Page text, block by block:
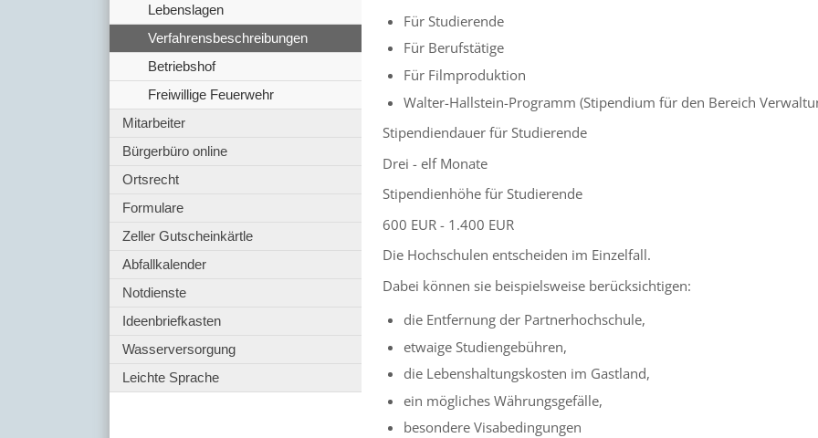
Lebenslagen
Verfahrensbeschreibungen
Betriebshof
Freiwillige Feuerwehr
Mitarbeiter
Bürgerbüro online
Ortsrecht
Formulare
Zeller Gutscheinkärtle
Abfallkalender
Notdienste
Ideenbriefkasten
Wasserversorgung
Leichte Sprache
Für Studierende
Für Berufstätige
Für Filmproduktion
Walter-Hallstein-Programm (Stipendium für den Bereich
Stipendiendauer für Studierende
Drei - elf Monate
Stipendienhöhe für Studierende
600 EUR - 1.400 EUR
Die Hochschulen entscheiden im Einzelfall.
Dabei können sie beispielsweise berücksichtigen:
die Entfernung der Partnerhochschule,
etwaige Studiengebühren,
die Lebenshaltungskosten im Gastland,
ein mögliches Währungsgefälle,
besondere Visabedingungen